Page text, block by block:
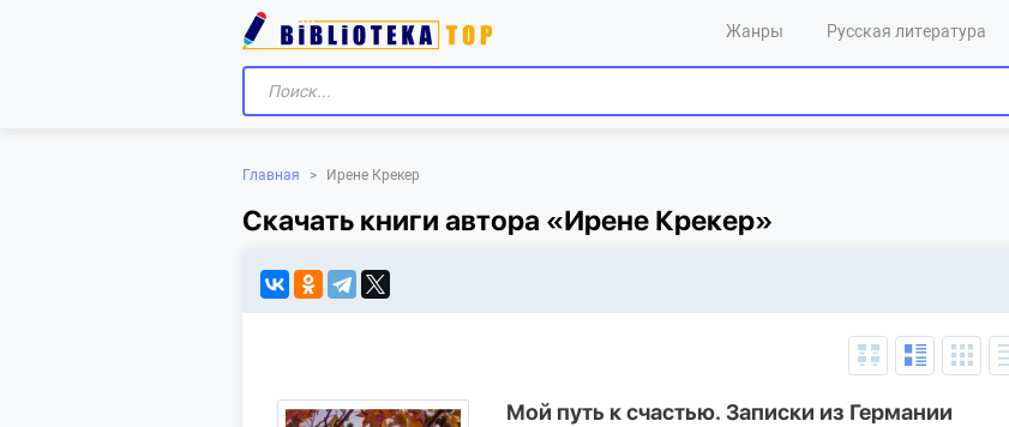
Жанры Русская литература
Главная > Ирене Крекер
Скачать книги автора «Ирене Крекер»
Мой путь к счастью. Записки из Германии